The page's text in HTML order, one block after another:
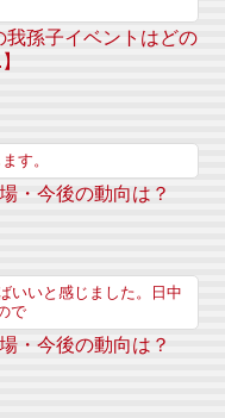
我孫子イベントはどの
す。
・今後の動向は？
いいと感じました。日中
で
・今後の動向は？